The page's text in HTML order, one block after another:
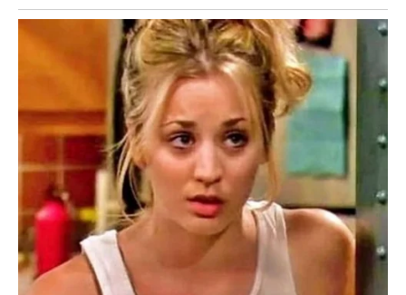
Za zauzete
Više zajedničkih trenutaka donosi sreću.
Najljepše stvari dolaze spontano
Pred vama su lijepi trenuci.
JARAC
Pred vama je period emotivne jasnoće.